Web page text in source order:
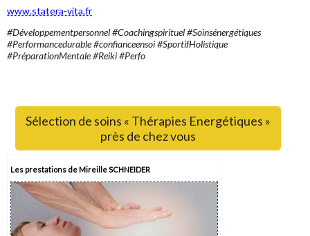
www.statera-vita.fr
#Développementpersonnel #Coachingspirituel #Soinsénergétiques
#Performancedurable #confianceensoi #SportifHolistique
#PréparationMentale #Reiki #Perfo
Sélection de soins « Thérapies Energétiques »
près de chez vous
Les prestations de Mireille SCHNEIDER